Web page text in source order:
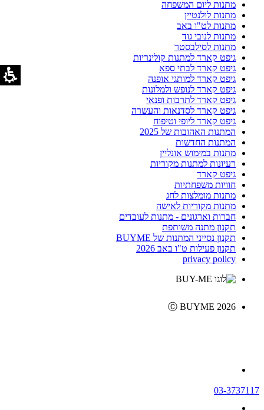
מתנות ליום המשפחה
מתנות לולנטיין
מתנות לט"ו באב
מתנות לנובי גוד
מתנות לסילבסטר
גיפט קארד למתנות קולינריות
גיפט קארד לבתי ספא
גיפט קארד למותגי אופנה
גיפט קארד לנופש ולמלונות
גיפט קארד לתרבות ופנאי
גיפט קארד לסדנאות והעשרה
גיפט קארד ליופי וטיפוח
המתנות האהובות של 2025
המתנות החדשות
מתנות במימוש אונליין
רעיונות למתנות מקוריות
גיפט קארד
חוויות משפחתיות
מתנות מומלצות לחג
מתנות מקוריות לאישה
חברות וארגונים - מתנות לעובדים
תקנון מתנה משותפת
תקנון נסייני המתנות של BUYME
תקנון פעילות ט"ו באב 2026
privacy policy
Ⓒ BUYME 2026
03-3737117